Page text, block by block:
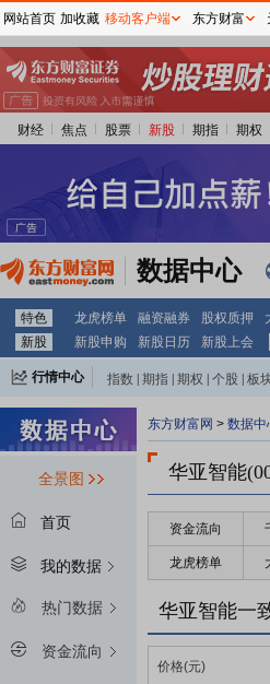
财经 焦点 股票 新股 期指 期权
数据中心
特色 龙虎榜单 融资融券 股权质押
新股
新股申购 新股日历 新股上会
行情中心 指数 期指 期权 个股 板
全景图
首页
我的数据
热门数据
资金流向
东方财富网 > 数据中
华亚智能
资金流向
龙虎榜单
华亚智能一
网站首页 加收藏 移动客户端 东方财富